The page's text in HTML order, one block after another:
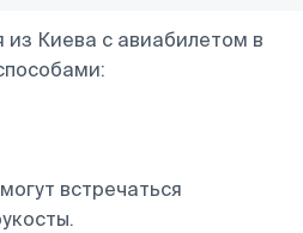
Киева с авиабилетом в
встречаться